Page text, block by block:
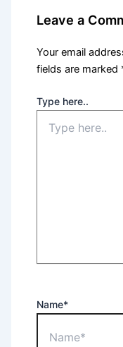
Leave a
Your email
fields are marked
Type here..
Name*